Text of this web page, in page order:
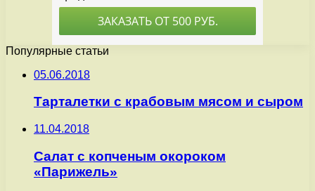
Популярные статьи
05.06.2018
Тарталетки с крабовым мясом и сыром
11.04.2018
Салат с копченым окороком
«Парижель»